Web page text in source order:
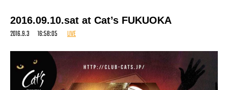
MC: SUV(NAT)
ゲストLIVE MC:TARO SOUL
賞金:優勝チーム50000円
協賛:殿岡プロダクツ.クジラ商店.West Monkey Creation
予選〜本選までの流れ:➀ベスト16ピックアップ（ベスト8まで1人1ムーブ）
2016.09.10.sat at Cat’s FUKUOKA
2016.9.3 16:58:05 LIVE